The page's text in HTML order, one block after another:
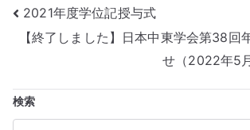
投
稿
ナ
ビ
2021年度学位記授与式
【終了しました】日本中東学会第38回
せ（2022年5
検索